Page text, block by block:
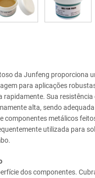
da Junfeng proporciona
para aplicações
rapidamente. Sua
alta, sendo
componentes metálicos
utilizada para
dos componentes.